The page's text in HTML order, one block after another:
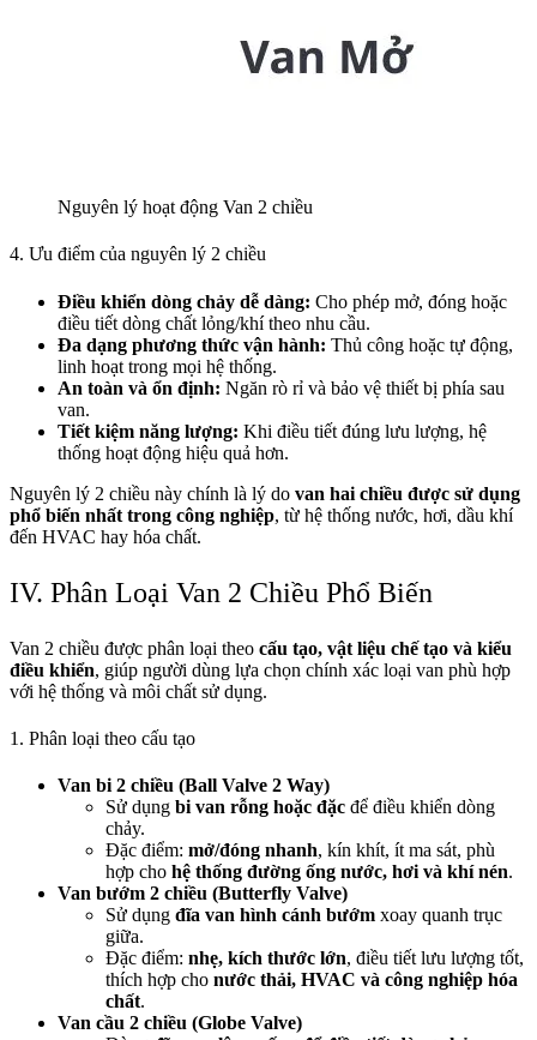
Nguyên lý hoạt động Van 2 chiều
4. Ưu điểm của nguyên lý 2 chiều
Điều khiển dòng chảy dễ dàng: Cho phép mở, đóng hoặc
điều tiết dòng chất lỏng/khí theo nhu cầu.
Đa dạng phương thức vận hành: Thủ công hoặc tự động,
linh hoạt trong mọi hệ thống.
An toàn và ổn định: Ngăn rò rỉ và bảo vệ thiết bị phía sau
van.
Tiết kiệm năng lượng: Khi điều tiết đúng lưu lượng, hệ
thống hoạt động hiệu quả hơn.
Nguyên lý 2 chiều này chính là lý do van hai chiều được sử dụng
phổ biến nhất trong công nghiệp, từ hệ thống nước, hơi, dầu khí
đến HVAC hay hóa chất.
IV. Phân Loại Van 2 Chiều Phổ Biến
Van 2 chiều được phân loại theo cấu tạo, vật liệu chế tạo và kiểu
điều khiển, giúp người dùng lựa chọn chính xác loại van phù hợp
với hệ thống và môi chất sử dụng.
1. Phân loại theo cấu tạo
Van bi 2 chiều (Ball Valve 2 Way)
Sử dụng bi van rỗng hoặc đặc để điều khiển dòng
chảy.
Đặc điểm: mở/đóng nhanh, kín khít, ít ma sát, phù
hợp cho hệ thống đường ống nước, hơi và khí nén.
Van bướm 2 chiều (Butterfly Valve)
Sử dụng đĩa van hình cánh bướm xoay quanh trục
giữa.
Đặc điểm: nhẹ, kích thước lớn, điều tiết lưu lượng tốt,
thích hợp cho nước thải, HVAC và công nghiệp hóa
chất.
Van cầu 2 chiều (Globe Valve)